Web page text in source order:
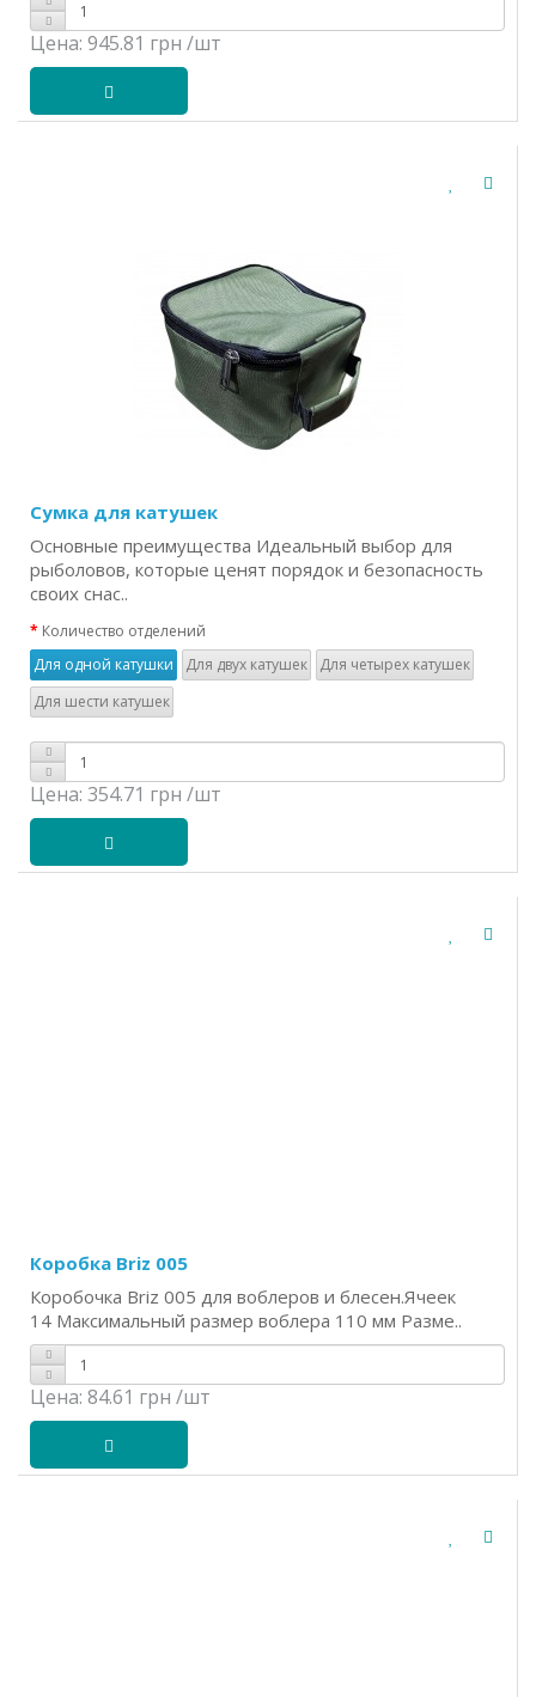
Цена: 945.81 грн /шт
Сумка для катушек
Основные преимущества Идеальный выбор для
рыболовов, которые ценят порядок и безопасность
своих снас..
Количество отделений
Для одной катушки
Для двух катушек
Для четырех катушек
Для шести катушек
Цена: 354.71 грн /шт
Коробка Briz 005
Коробочка Briz 005 для воблеров и блесен.Ячеек
14 Максимальный размер воблера 110 мм Разме..
Цена: 84.61 грн /шт